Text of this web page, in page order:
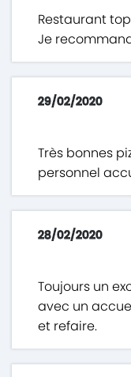
Restaurant
Je
29/02/2020
Très bonnes
personnel
28/02/2020
Toujours un
avec un
et refaire.